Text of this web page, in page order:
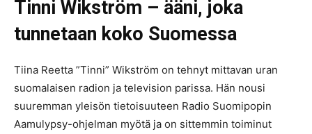
Tinni Wikström – ääni, joka
tunnetaan koko Suomessa
Tiina Reetta ”Tinni” Wikström on tehnyt mittavan uran
suomalaisen radion ja television parissa. Hän nousi
suuremman yleisön tietoisuuteen Radio Suomipopin
Aamulypsy-ohjelman myötä ja on sittemmin toiminut